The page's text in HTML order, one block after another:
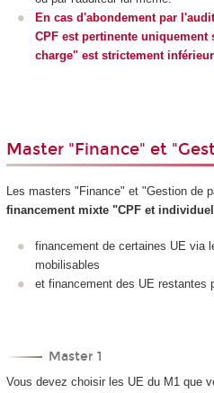
En cas d'abondement par
CPF est pertinente
charge" est strictement
Master "Finance" et
Les masters "Finance" et "Gestion de
financement mixte "CPF et
financement de certaines UE via
mobilisables
et financement des UE restantes
Master 1
Vous devez choisir les UE du M1 que